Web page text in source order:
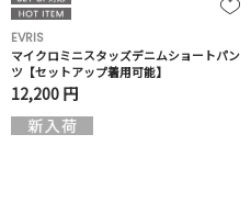
EVRIS
マイクロミニスタッズデニムショートパン
ツ【セットアップ着用可能】
12,200 円